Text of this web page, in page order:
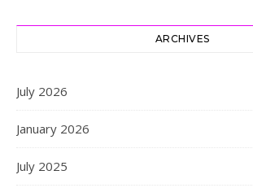
ARCHIVES
July 2026
January 2026
July 2025